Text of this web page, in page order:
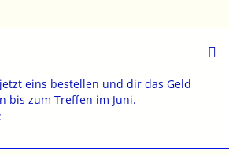
eins bestellen und dir das Geld
bis zum Treffen im Juni.